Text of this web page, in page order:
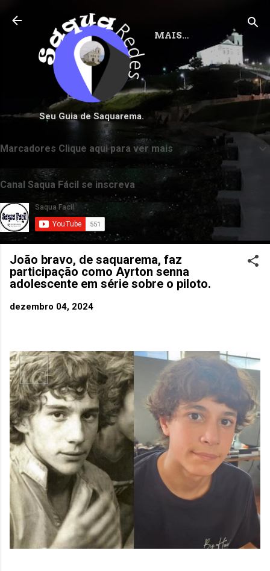
Pular para o conteúdo principal
Seu Guia de Saquarema.
MAIS…
Marcadores Clique aqui para ver mais
Canal Saqua Fácil se inscreva
João bravo, de saquarema, faz
participação como Ayrton senna
adolescente em série sobre o piloto.
dezembro 04, 2024